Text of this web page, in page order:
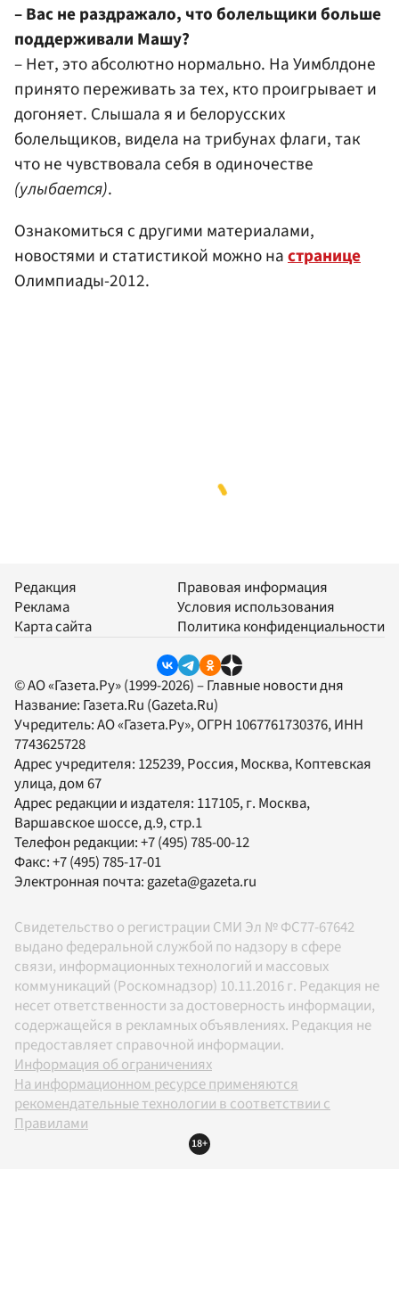
– Вас не раздражало, что болельщики больше
поддерживали Машу?
– Нет, это абсолютно нормально. На Уимблдоне
принято переживать за тех, кто проигрывает и
догоняет. Слышала я и белорусских
болельщиков, видела на трибунах флаги, так
что не чувствовала себя в одиночестве
(улыбается).
Ознакомиться с другими материалами,
новостями и статистикой можно настранице
Олимпиады-2012.
Редакция
Реклама
Карта сайта
Правовая информация
Условия использования
Политика конфиденциальности
© АО «Газета.Ру» (1999-2026) – Главные новости дня
Название: Газета.Ru (Gazeta.Ru)
Учредитель:АО «Газета.Ру», ОГРН 1067761730376, ИНН
7743625728
Адрес учредителя: 125239, Россия, Москва, Коптевская
улица, дом 67
Адрес редакции и издателя: 117105, г. Москва,
Варшавское шоссе, д.9, стр.1
Телефон редакции:+7 (495) 785-00-12
Факс:+7 (495) 785-17-01
Электронная почта:gazeta@gazeta.ru
Свидетельство о регистрации СМИ Эл № ФС77-67642
выдано федеральной службой по надзору в сфере
связи, информационных технологий и массовых
коммуникаций (Роскомнадзор) 10.11.2016 г. Редакция не
несет ответственности за достоверность информации,
содержащейся в рекламных объявлениях. Редакция не
предоставляет справочной информации.
Информация об ограничениях
На информационном ресурсе применяются
рекомендательные технологии в соответствии с
Правилами
18+